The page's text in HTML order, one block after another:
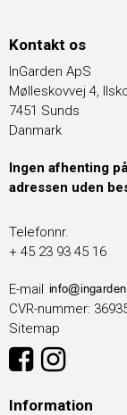
Kontakt os
InGarden ApS
Mølleskovvej 4,
7451 Sunds
Danmark
Ingen afhenting
adressen uden
Telefonnr.
+ 45 23 93 45 16
E-mail
CVR-nummer:
Sitemap
Information